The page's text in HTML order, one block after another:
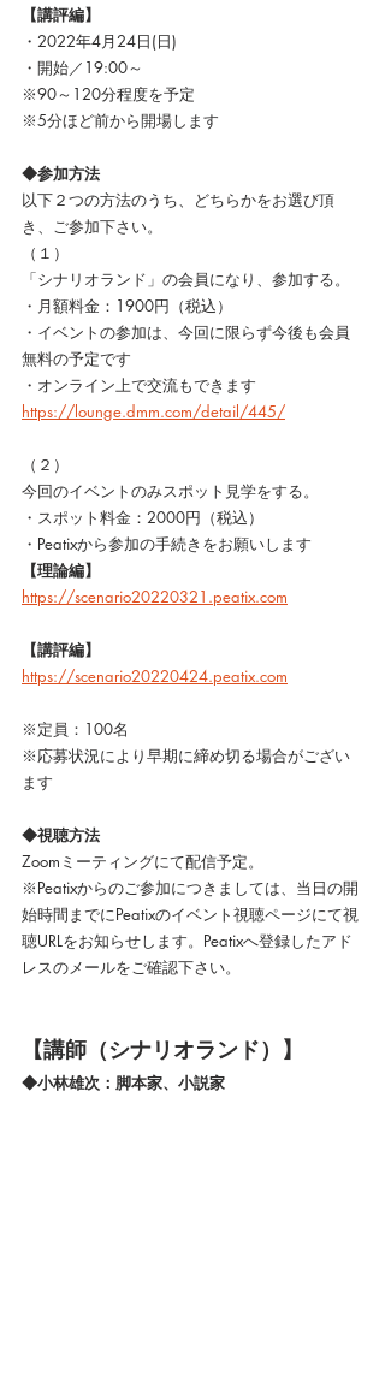
【講評編】
・2022年4月24日(日)
・開始／19:00～
※90～120分程度を予定
※5分ほど前から開場します
◆参加方法
以下２つの方法のうち、どちらかをお選び頂
き、ご参加下さい。
（１）
「シナリオランド」の会員になり、参加する。
・月額料金：1900円（税込）
・イベントの参加は、今回に限らず今後も会員
無料の予定です
・オンライン上で交流もできます
https://lounge.dmm.com/detail/445/
（２）
今回のイベントのみスポット見学をする。
・スポット料金：2000円（税込）
・Peatixから参加の手続きをお願いします
【理論編】
https://scenario20220321.peatix.com
【講評編】
https://scenario20220424.peatix.com
※定員：100名
※応募状況により早期に締め切る場合がござい
ます
◆視聴方法
Zoomミーティングにて配信予定。
※Peatixからのご参加につきましては、当日の開
始時間までにPeatixのイベント視聴ページにて視
聴URLをお知らせします。Peatixへ登録したアド
レスのメールをご確認下さい。
【講師（シナリオランド）】
◆小林雄次：脚本家、小説家